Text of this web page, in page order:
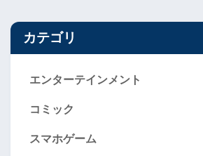
カテゴリ
エンターテインメント
コミック
スマホゲーム